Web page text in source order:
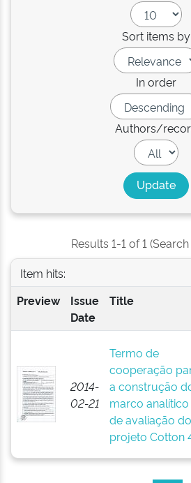
Sort items by
In order
Authors/
Results 1-1 of 1
Item hits:
Preview
Issue
Date
Title
2014-
02-21
Termo de
cooperação
a construção
marco analítico
de avaliação do
projeto Cotton